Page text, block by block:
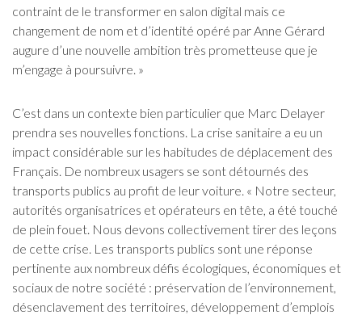
contraint de le transformer en salon digital mais ce
changement de nom et d’identité opéré par Anne Gérard
augure d’une nouvelle ambition très prometteuse que je
m’engage à poursuivre. »
C’est dans un contexte bien particulier que Marc Delayer
prendra ses nouvelles fonctions. La crise sanitaire a eu un
impact considérable sur les habitudes de déplacement des
Français. De nombreux usagers se sont détournés des
transports publics au profit de leur voiture. « Notre secteur,
autorités organisatrices et opérateurs en tête, a été touché
de plein fouet. Nous devons collectivement tirer des leçons
de cette crise. Les transports publics sont une réponse
pertinente aux nombreux défis écologiques, économiques et
sociaux de notre société : préservation de l’environnement,
désenclavement des territoires, développement d’emplois